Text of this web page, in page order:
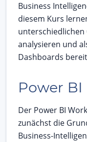
Business
diesem Kurs
unterschiedlichen
analysieren und
Dashboards
Power
Der Power BI
zunächst die
Business-